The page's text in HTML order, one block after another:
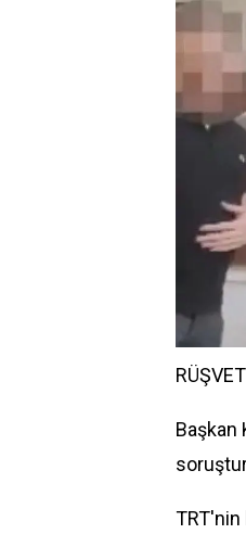
Başkan
TRT'nin